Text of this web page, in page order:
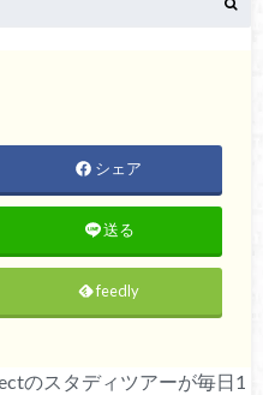
シェア
送る
feedly
のスタディツアーが毎日1